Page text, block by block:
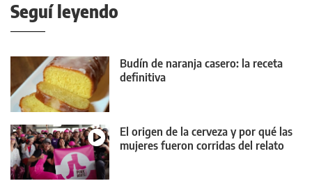
Seguí leyendo
Budín de naranja casero: la receta
definitiva
El origen de la cerveza y por qué las
mujeres fueron corridas del relato